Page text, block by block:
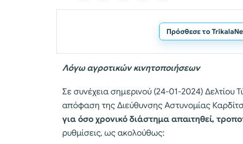
Πρόσθεσε το
Λόγω αγροτικών κινητοποιήσεων
Σε συνέχεια σημερινού (24-01-2024) Δελτίου
απόφαση της Διεύθυνσης Αστυνομίας
για όσο χρονικό διάστημα απαιτηθεί,
ρυθμίσεις, ως ακολούθως: